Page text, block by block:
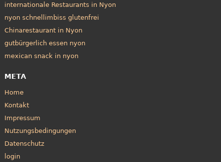
internationale Restaurants in Nyon
nyon schnellimbiss glutenfrei
Chinarestaurant in Nyon
gutbürgerlich essen nyon
mexican snack in nyon
META
Home
Kontakt
Impressum
Nutzungsbedingungen
Datenschutz
login